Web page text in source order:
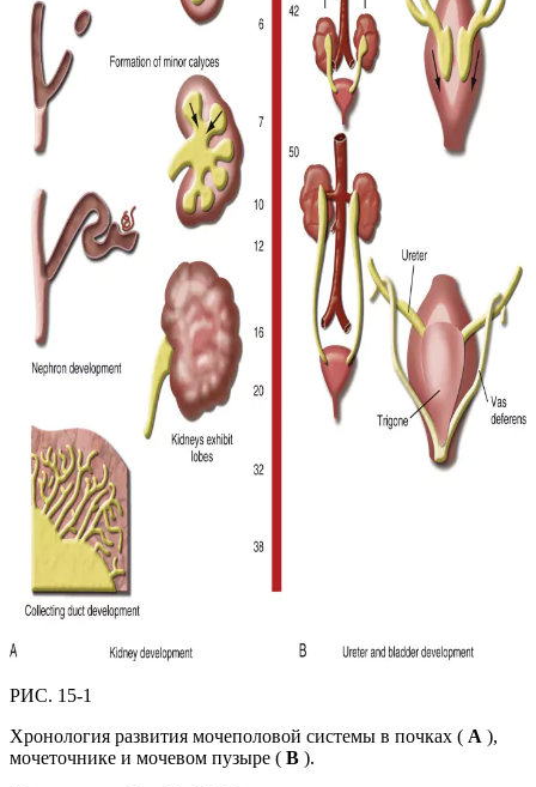
РИС. 15-1
Хронология развития мочеполовой системы в почках ( A ),
мочеточнике и мочевом пузыре ( B ).